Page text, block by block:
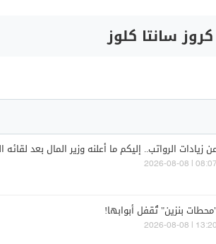
كروز سانتا كلوز
عن زيادات الرواتب.. إليكم ما أعلنه وزير المال بعد لقائه
08:07 | 2026-08-08
بنزين" تُقفل أبوابها!
13:20 | 2026-08-08